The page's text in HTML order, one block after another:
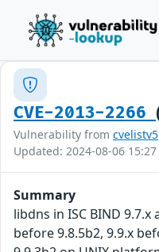
CVE-2013-2266
Vulnerability from cvelistv5
Updated: 2024-08-06 15:27
Summary
libdns in ISC BIND 9.7.x
before 9.8.5b2, 9.9.x